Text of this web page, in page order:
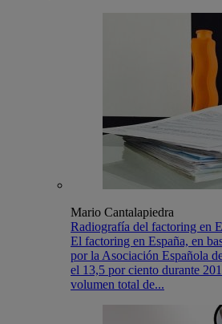
Mario Cantalapiedra
Radiografía del factoring en
El factoring en España, en
por la Asociación Española
el 13,5 por ciento durante
volumen total de...